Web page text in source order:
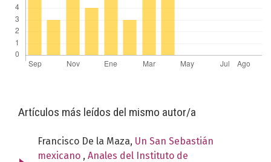
Artículos más leídos del mismo autor/a
Francisco De la Maza, Un San Sebastián
mexicano , Anales del Instituto de